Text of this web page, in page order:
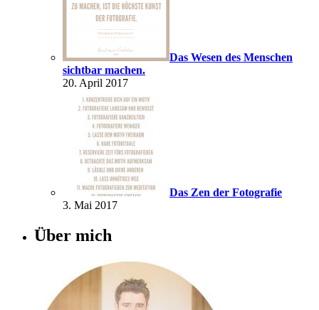
Das Wesen des Menschen
sichtbar machen.
20. April 2017
Das Zen der Fotografie
3. Mai 2017
Über mich